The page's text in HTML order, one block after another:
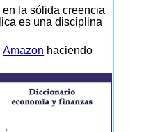
la sólida creencia
es una disciplina
Amazon haciendo